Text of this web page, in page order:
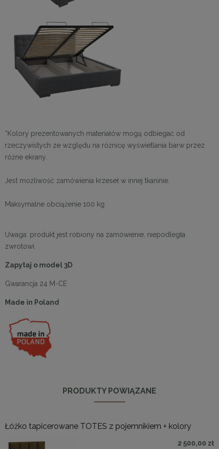
*Kolory prezentowanych materiałów mogą odbiegać od
rzeczywistych ze względu na różnicę wyświetlania barw przez
różne ekrany.
Jest możliwość zamówienia krzeseł w innej tkaninie.
Maksymalne obciążenie 100 kg
Uwaga: produkt jest robiony na zamówienie, niepodległa
zwrotowi.
Zapytaj o model 3D
Gwarancja 24 M-CE
Made in Poland
PRODUKTY POWIĄZANE
Łóżko tapicerowane TOTES z pojemnikiem + kolory
2 500,00 zł